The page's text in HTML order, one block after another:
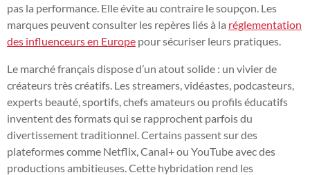
pas la performance. Elle évite au contraire le soupçon. Les
marques peuvent consulter les repères liés à la réglementation
des influenceurs en Europe pour sécuriser leurs pratiques.
Le marché français dispose d’un atout solide : un vivier de
créateurs très créatifs. Les streamers, vidéastes, podcasteurs,
experts beauté, sportifs, chefs amateurs ou profils éducatifs
inventent des formats qui se rapprochent parfois du
divertissement traditionnel. Certains passent sur des
plateformes comme Netflix, Canal+ ou YouTube avec des
productions ambitieuses. Cette hybridation rend les